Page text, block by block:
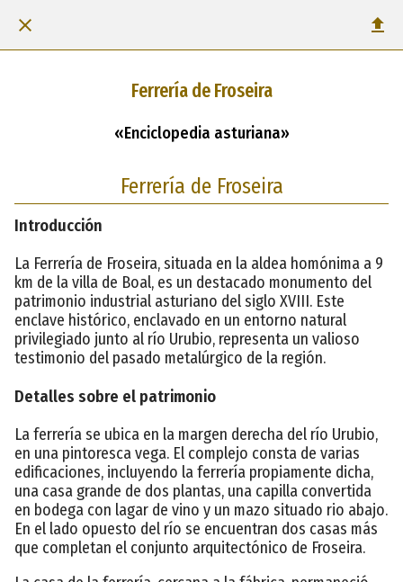
Ferrería de Froseira
«Enciclopedia asturiana»
Ferrería de Froseira
Introducción
La Ferrería de Froseira, situada en la aldea homónima a 9
km de la villa de Boal, es un destacado monumento del
patrimonio industrial asturiano del siglo XVIII. Este
enclave histórico, enclavado en un entorno natural
privilegiado junto al río Urubio, representa un valioso
testimonio del pasado metalúrgico de la región.
Detalles sobre el patrimonio
La ferrería se ubica en la margen derecha del río Urubio,
en una pintoresca vega. El complejo consta de varias
edificaciones, incluyendo la ferrería propiamente dicha,
una casa grande de dos plantas, una capilla convertida
en bodega con lagar de vino y un mazo situado rio abajo.
En el lado opuesto del río se encuentran dos casas más
que completan el conjunto arquitectónico de Froseira.